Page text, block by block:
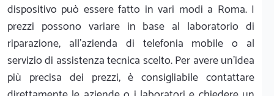
dispositivo può essere fatto in vari modi a Roma. I
prezzi possono variare in base al laboratorio di
riparazione, all'azienda di telefonia mobile o al
servizio di assistenza tecnica scelto. Per avere un'idea
più precisa dei prezzi, è consigliabile contattare